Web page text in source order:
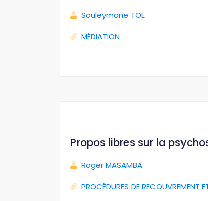
Souleymane TOE
MÉDIATION
Propos libres sur la
Roger MASAMBA
PROCÉDURES DE RECOUVREMENT